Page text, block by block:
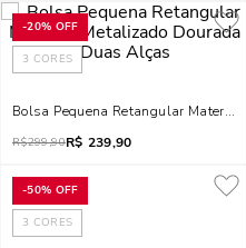
-20% OFF
3 CORES
Bolsa Pequena Retangular
R$299,90R$ 239,90
-50% OFF
3 CORES